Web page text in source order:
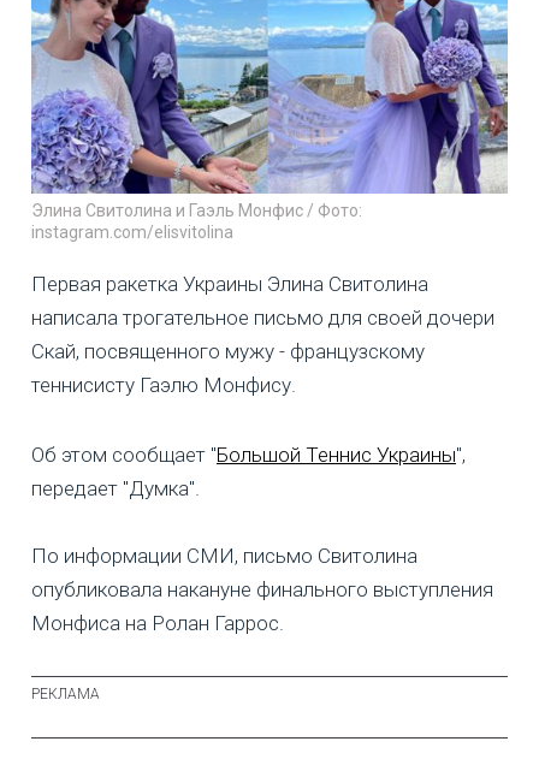
Элина Свитолина и Гаэль Монфис / Фото:
instagram.com/elisvitolina
Первая ракетка Украины Элина Свитолина
написала трогательное письмо для своей дочери
Скай, посвященного мужу - французскому
теннисисту Гаэлю Монфису.
Об этом сообщает "Большой Теннис Украины",
передает "Думка".
По информации СМИ, письмо Свитолина
опубликовала накануне финального выступления
Монфиса на Ролан Гаррос.